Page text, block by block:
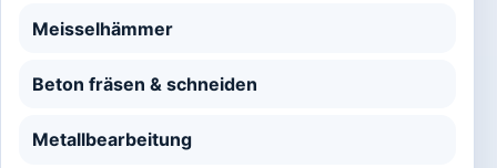
Meisselhämmer
Beton fräsen & schneiden
Metallbearbeitung